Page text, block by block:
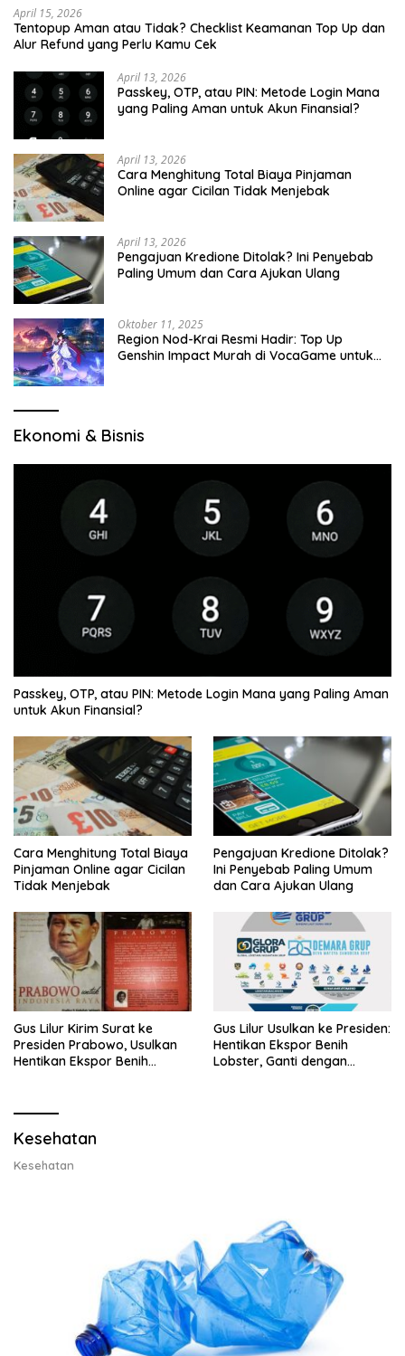
April 15, 2026
Tentopup Aman atau Tidak? Checklist Keamanan Top Up dan
Alur Refund yang Perlu Kamu Cek
April 13, 2026
Passkey, OTP, atau PIN: Metode Login Mana
yang Paling Aman untuk Akun Finansial?
April 13, 2026
Cara Menghitung Total Biaya Pinjaman
Online agar Cicilan Tidak Menjebak
April 13, 2026
Pengajuan Kredione Ditolak? Ini Penyebab
Paling Umum dan Cara Ajukan Ulang
Oktober 11, 2025
Region Nod-Krai Resmi Hadir: Top Up
Genshin Impact Murah di VocaGame untuk
Ekonomi & Bisnis
Passkey, OTP, atau PIN: Metode Login Mana yang Paling Aman
untuk Akun Finansial?
Cara Menghitung Total Biaya
Pinjaman Online agar Cicilan
Tidak Menjebak
Pengajuan Kredione Ditolak?
Ini Penyebab Paling Umum
dan Cara Ajukan Ulang
Gus Lilur Kirim Surat ke
Presiden Prabowo, Usulkan
Hentikan Ekspor Benih
Gus Lilur Usulkan ke Presiden:
Hentikan Ekspor Benih
Lobster, Ganti dengan
Kesehatan
Kesehatan